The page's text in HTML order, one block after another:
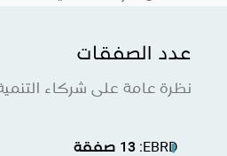
عدد الصفقات
نظرة عامة على شركاء التنمية
EBRD
:
13 صفقة